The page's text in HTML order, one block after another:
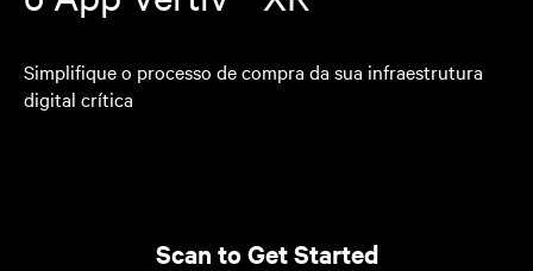
Simplifique o processo de compra da sua infraestrutura
digital crítica
Scan to Get Started